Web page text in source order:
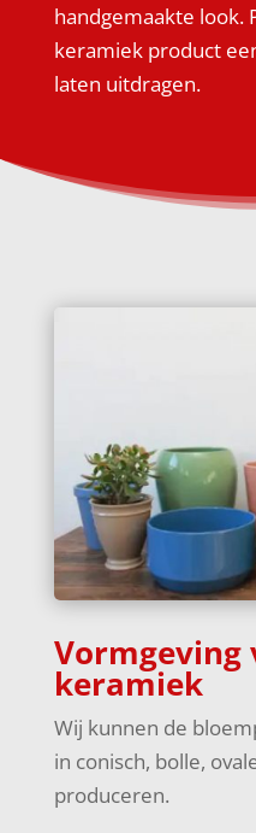
handgemaakte look.
keramiek product
laten uitdragen.
Vormgeving
keramiek
Wij kunnen de
in conisch, bolle,
produceren.